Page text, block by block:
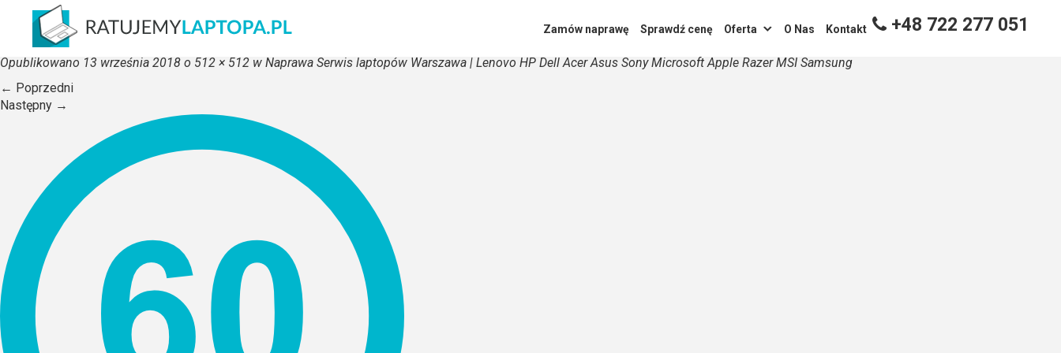
+48 722 277 051
Zamów naprawę Sprawdź cenę Oferta O Nas Kontakt
kurier-60-minut
Opublikowano 13 września 2018 o 512 × 512 w Naprawa Serwis laptopów Warszawa | Lenovo HP Dell Acer Asus Sony Microsoft Apple Razer MSI Samsung
← Poprzedni
Następny →